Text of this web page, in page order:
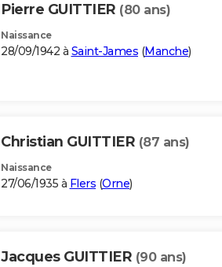
Pierre GUITTIER (80 ans)
Naissance
28/09/1942 à Saint-James (Manche)
Christian GUITTIER (87 ans)
Naissance
27/06/1935 à Flers (Orne)
Jacques GUITTIER (90 ans)